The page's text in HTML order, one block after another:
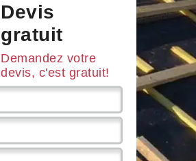
Devis
gratuit
Demandez votre
devis, c'est gratuit!